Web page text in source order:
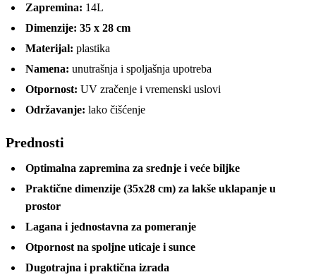
Zapremina: 14L
Dimenzije: 35 x 28 cm
Materijal: plastika
Namena: unutrašnja i spoljašnja upotreba
Otpornost: UV zračenje i vremenski uslovi
Održavanje: lako čišćenje
Prednosti
Optimalna zapremina za srednje i veće biljke
Praktične dimenzije (35x28 cm) za lakše uklapanje u
prostor
Lagana i jednostavna za pomeranje
Otpornost na spoljne uticaje i sunce
Dugotrajna i praktična izrada